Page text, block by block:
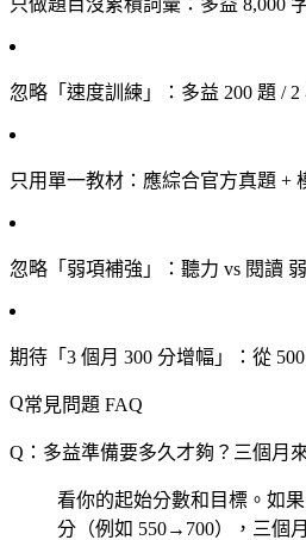
忽略「速度訓練」 ：多益 200 題 /
只用單一教材 ：應綜合官方真題 +
忽略「弱項補強」 ：聽力 vs 閱讀
期待「3 個月 300 分增幅」 ：從
常見問題 FAQ
Q：多益準備要多久才夠？三個月
看你的起始分數和目標。如
分（例如 550→700），三個